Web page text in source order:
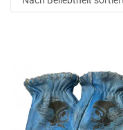
Produkt
weist
mehrere